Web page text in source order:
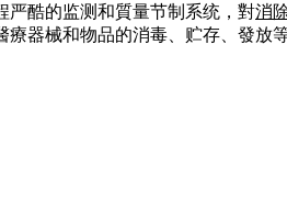
严酷的监测和質量节制系统，對消
療器械和物品的消毒、贮存、發放